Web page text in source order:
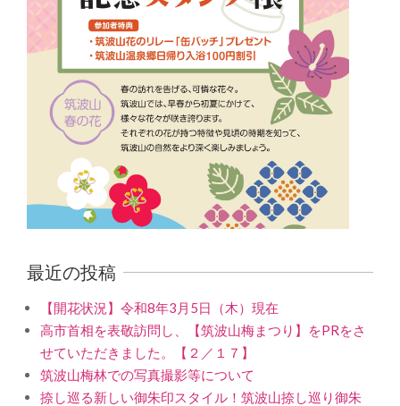
最近の投稿
【開花状況】令和8年3月5日（木）現在
高市首相を表敬訪問し、【筑波山梅まつり】をPRをさ
せていただきました。【２／１７】
筑波山梅林での写真撮影等について
捺し巡る新しい御朱印スタイル！筑波山捺し巡り御朱